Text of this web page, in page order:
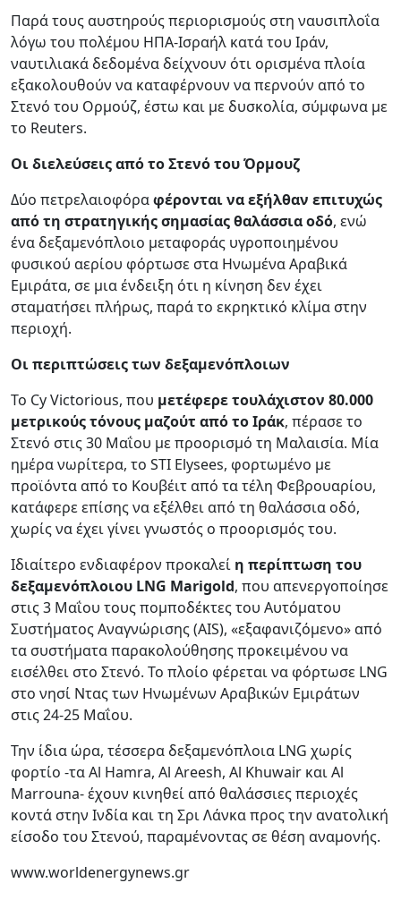
Παρά τους αυστηρούς περιορισμούς στη ναυσιπλοΐα
λόγω του πολέμου ΗΠΑ-Ισραήλ κατά του Ιράν,
ναυτιλιακά δεδομένα δείχνουν ότι ορισμένα πλοία
εξακολουθούν να καταφέρνουν να περνούν από το
Στενό του Ορμούζ, έστω και με δυσκολία, σύμφωνα με
το Reuters.
Οι διελεύσεις από το Στενό του Όρμουζ
Δύο πετρελαιοφόραφέρονται να εξήλθαν επιτυχώς
από τη στρατηγικής σημασίας θαλάσσια οδό, ενώ
ένα δεξαμενόπλοιο μεταφοράς υγροποιημένου
φυσικού αερίου φόρτωσε στα Ηνωμένα Αραβικά
Εμιράτα, σε μια ένδειξη ότι η κίνηση δεν έχει
σταματήσει πλήρως, παρά το εκρηκτικό κλίμα στην
περιοχή.
Οι περιπτώσεις των δεξαμενόπλοιων
Το Cy Victorious, που μετέφερε τουλάχιστον 80.000
μετρικούς τόνους μαζούτ από το Ιράκ, πέρασε το
Στενό στις 30 Μαΐου με προορισμό τη Μαλαισία. Μία
ημέρα νωρίτερα, το STI Elysees, φορτωμένο με
προϊόντα από το Κουβέιτ από τα τέλη Φεβρουαρίου,
κατάφερε επίσης να εξέλθει από τη θαλάσσια οδό,
χωρίς να έχει γίνει γνωστός ο προορισμός του.
Ιδιαίτερο ενδιαφέρον προκαλεί η περίπτωση του
δεξαμενόπλοιου LNG Marigold, που απενεργοποίησε
στις 3 Μαΐου τους πομποδέκτες του Αυτόματου
Συστήματος Αναγνώρισης (AIS), «εξαφανιζόμενο» από
τα συστήματα παρακολούθησης προκειμένου να
εισέλθει στο Στενό. Το πλοίο φέρεται να φόρτωσε LNG
στο νησί Ντας των Ηνωμένων Αραβικών Εμιράτων
στις 24-25 Μαΐου.
Την ίδια ώρα, τέσσερα δεξαμενόπλοια LNG χωρίς
φορτίο -τα Al Hamra, Al Areesh, Al Khuwair και Al
Marrouna- έχουν κινηθεί από θαλάσσιες περιοχές
κοντά στην Ινδία και τη Σρι Λάνκα προς την ανατολική
είσοδο του Στενού, παραμένοντας σε θέση αναμονής.
www.worldenergynews.gr